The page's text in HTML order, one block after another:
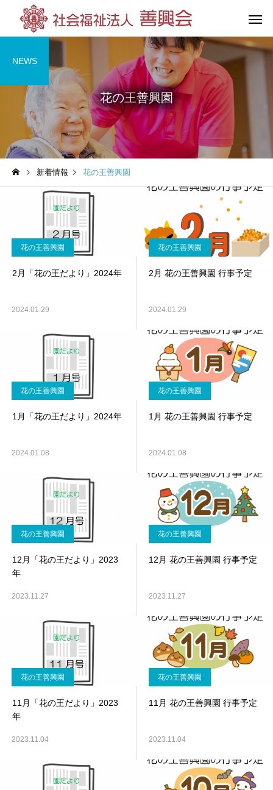
花の王善興園
（特別養護老人ホーム） （特別養護老人
グループホーム
杉の湯荘
（共同生活援助）
花の王善興園
NEWS
新着情報 花の王善興園
花の王善興園
2月「花の王だより」2024年
2024.01.29
花の王善興園
2月 花の王善興園 行事予定
2024.01.29
花の王善興園
1月「花の王だより」2024年
2024.01.08
花の王善興園
1月 花の王善興園 行事予定
2024.01.08
花の王善興園
12月「花の王だより」2023
年
2023.11.27
花の王善興園
12月 花の王善興園 行事予定
2023.11.27
花の王善興園
11月「花の王だより」2023
年
2023.11.04
花の王善興園
11月 花の王善興園 行事予定
2023.11.04